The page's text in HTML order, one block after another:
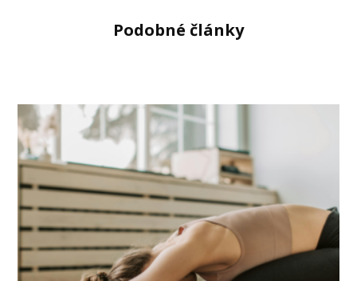
Podobné články